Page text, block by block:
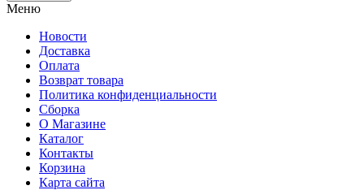
Меню
Новости
Доставка
Оплата
Возврат товара
Политика конфиденциальности
Сборка
О Магазине
Каталог
Контакты
Корзина
Карта сайта